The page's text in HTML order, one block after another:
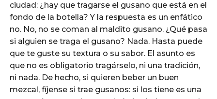
ciudad: ¿hay que tragarse el gusano que está en el
fondo de la botella? Y la respuesta es un enfático
no. No, no se coman al maldito gusano. ¿Qué pasa
si alguien se traga el gusano? Nada. Hasta puede
que te guste su textura o su sabor. El asunto es
que no es obligatorio tragárselo, ni una tradición,
ni nada. De hecho, si quieren beber un buen
mezcal, fíjense si trae gusanos: si los tiene es una